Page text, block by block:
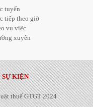
tuyến
tiếp theo giờ
vụ việc
xuyên
KIỆN
thuế GTGT 2024